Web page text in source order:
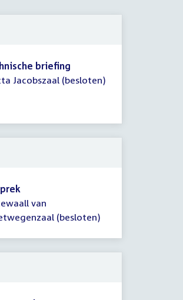
briefing
Jacobszaal (besloten)
van
(besloten)